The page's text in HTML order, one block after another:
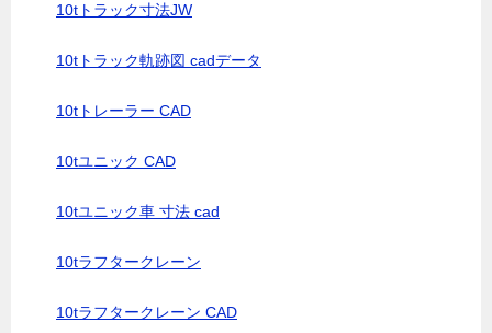
10tトラック寸法JW
10tトラック軌跡図 cadデータ
10tトレーラー CAD
10tユニック CAD
10tユニック車 寸法 cad
10tラフタークレーン
10tラフタークレーン CAD